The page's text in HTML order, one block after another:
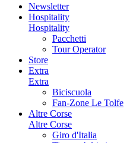
Newsletter
Hospitality
Hospitality
Pacchetti
Tour Operator
Store
Extra
Extra
Biciscuola
Fan-Zone Le Tolfe
Altre Corse
Altre Corse
Giro d'Italia